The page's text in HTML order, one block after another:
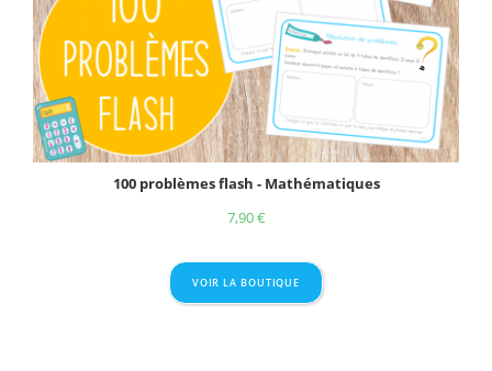
100 problèmes flash - Mathématiques
7,90€
VOIR LA BOUTIQUE